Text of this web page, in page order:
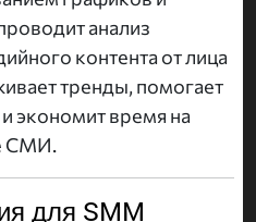
анализ
контента от лица
тренды, помогает
и экономит время на
СМИ.
для SMM